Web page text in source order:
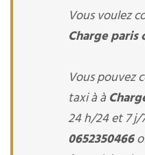
Vous voulez
Charge paris
Vous pouvez
taxi à à
24 h/24 et 7 j/
0652350466